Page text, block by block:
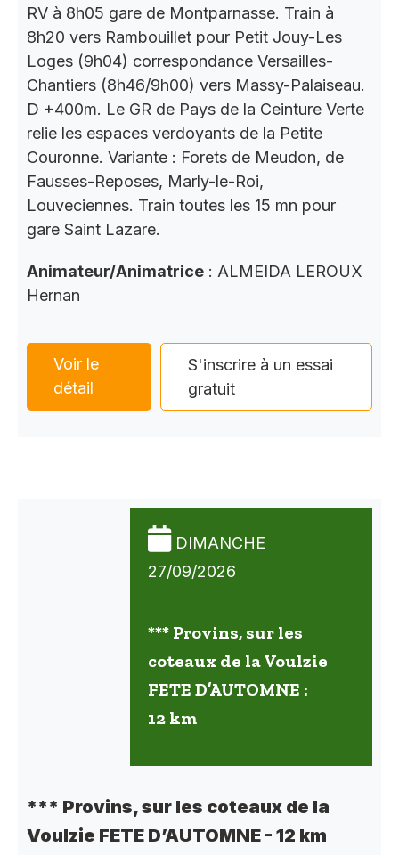
RV à 8h05 gare de Montparnasse. Train à
8h20 vers Rambouillet pour Petit Jouy-Les
Loges (9h04) correspondance Versailles-
Chantiers (8h46/9h00) vers Massy-Palaiseau.
D +400m. Le GR de Pays de la Ceinture Verte
relie les espaces verdoyants de la Petite
Couronne. Variante : Forets de Meudon, de
Fausses-Reposes, Marly-le-Roi,
Louveciennes. Train toutes les 15 mn pour
gare Saint Lazare.
Animateur/Animatrice : ALMEIDA LEROUX
Hernan
Voir le
détail
S'inscrire à un essai
gratuit
DIMANCHE
27/09/2026
*** Provins, sur les
coteaux de la Voulzie
FETE D’AUTOMNE :
12 km
*** Provins, sur les coteaux de la
Voulzie FETE D’AUTOMNE - 12 km